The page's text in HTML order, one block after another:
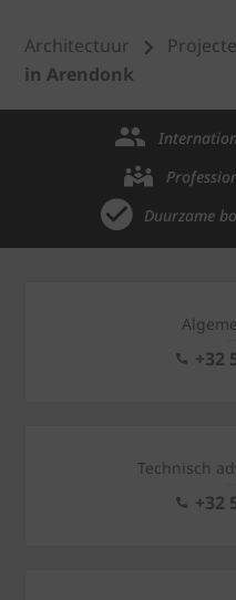
Architectuur
in Arendonk
Duurzame
+32
Technisch
+32